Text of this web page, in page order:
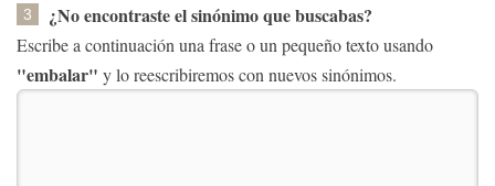
3 ¿No encontraste el sinónimo que buscabas?
Escribe a continuación una frase o un pequeño texto usando
"embalar" y lo reescribiremos con nuevos sinónimos.